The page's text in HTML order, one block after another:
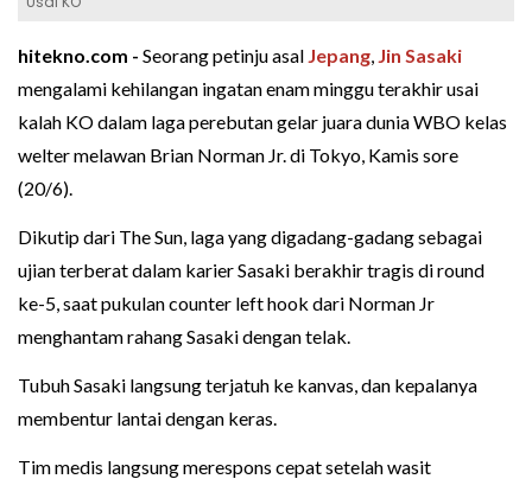
hitekno.com - Seorang petinju asal Jepang, Jin Sasaki
mengalami kehilangan ingatan enam minggu terakhir usai
kalah KO dalam laga perebutan gelar juara dunia WBO kelas
welter melawan Brian Norman Jr. di Tokyo, Kamis sore
(20/6).
Dikutip dari The Sun, laga yang digadang-gadang sebagai
ujian terberat dalam karier Sasaki berakhir tragis di round
ke-5, saat pukulan counter left hook dari Norman Jr
menghantam rahang Sasaki dengan telak.
Tubuh Sasaki langsung terjatuh ke kanvas, dan kepalanya
membentur lantai dengan keras.
Tim medis langsung merespons cepat setelah wasit